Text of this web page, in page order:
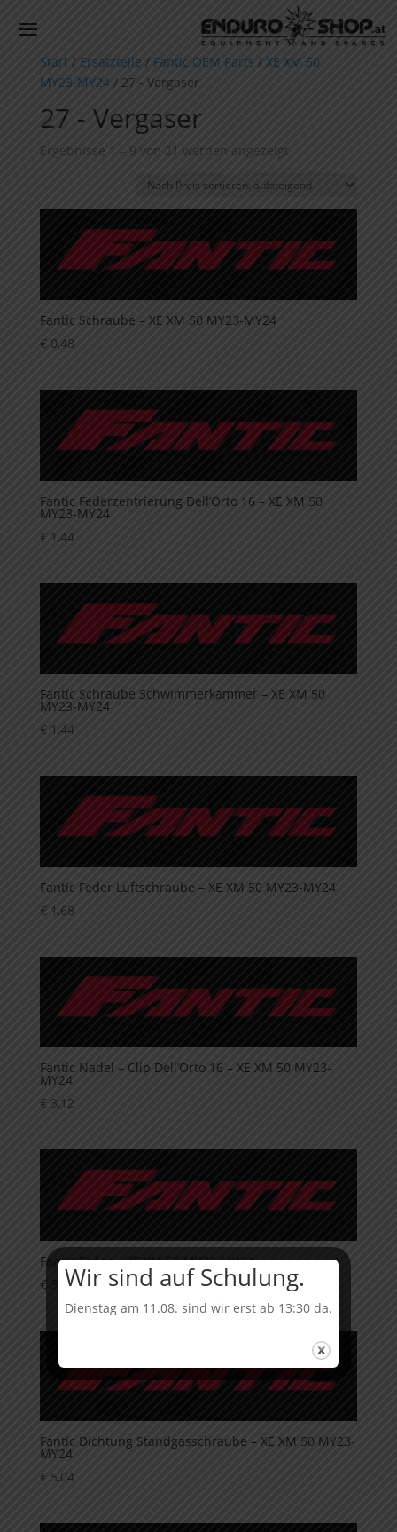
Start/ Ersatzteile / Fantic OEM Parts / XE XM 50
MY23-MY24/ 27 - Vergaser
27 - Vergaser
Ergebnisse 1 – 9 von 21 werden angezeigtNach
sortiert:
aufsteigend
Fantic Schraube – XE XM 50 MY23-MY24
€0,48
Fantic Federzentrierung Dell’Orto 16 – XE XM 50
MY23-MY24
€1,44
Fantic Schraube Schwimmerkammer – XE XM 50
MY23-MY24
€ 1,44
Fantic Feder Luftschraube – XE XM 50 MY23-MY24
€1,68
Fantic Nadel – Clip Dell’Orto 16 – XE XM 50 MY23-
MY24
€ 3,12
Fantic Feder – XE XM 50 MY23-MY24
€ 3,36
Fantic Dichtung Standgasschraube – XE XM 50 MY23-
MY24
€5,04
Wir sind auf Schulung.
Dienstag am 11.08. sind wir erst ab 13:30 da.